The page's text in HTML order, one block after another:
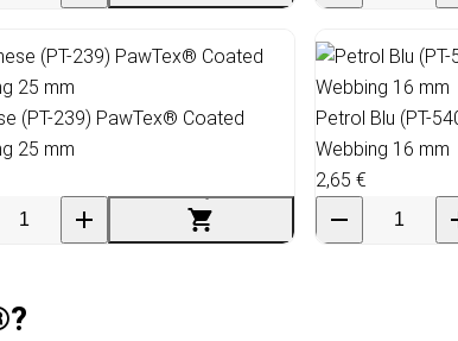
(PT-239) PawTex® Coated
25 mm
Petrol Blu (PT-
Webbing 16 mm
2,65 €